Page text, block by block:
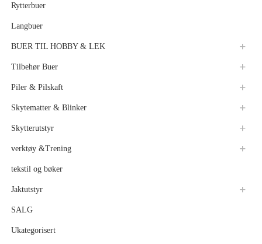
Rytterbuer
Langbuer
BUER TIL HOBBY & LEK
Tilbehør Buer
Piler & Pilskaft
Skytematter & Blinker
Skytterutstyr
verktøy &Trening
tekstil og bøker
Jaktutstyr
SALG
Ukategorisert